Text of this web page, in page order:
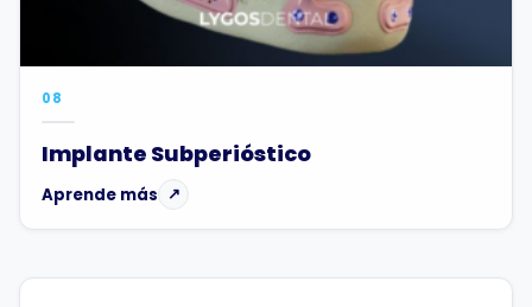
08
Implante Subperióstico
Aprende más ↗